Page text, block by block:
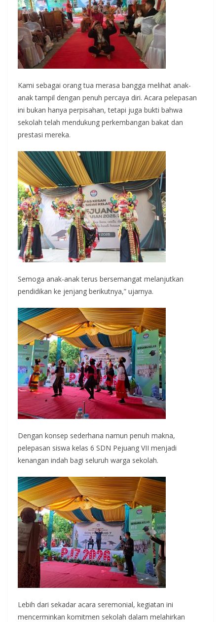
Kami sebagai orang tua merasa bangga melihat anak-
anak tampil dengan penuh percaya diri. Acara pelepasan
ini bukan hanya perpisahan, tetapi juga bukti bahwa
sekolah telah mendukung perkembangan bakat dan
prestasi mereka.
Semoga anak-anak terus bersemangat melanjutkan
pendidikan ke jenjang berikutnya,” ujarnya.
Dengan konsep sederhana namun penuh makna,
pelepasan siswa kelas 6 SDN Pejuang VII menjadi
kenangan indah bagi seluruh warga sekolah.
Lebih dari sekadar acara seremonial, kegiatan ini
mencerminkan komitmen sekolah dalam melahirkan